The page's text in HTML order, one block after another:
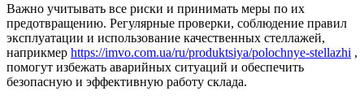
Важно учитывать все риски и принимать меры по их
предотвращению. Регулярные проверки, соблюдение правил
эксплуатации и использование качественных стеллажей,
наприкмер https://imvo.com.ua/ru/produktsiya/polochnye-stellazhi ,
помогут избежать аварийных ситуаций и обеспечить
безопасную и эффективную работу склада.